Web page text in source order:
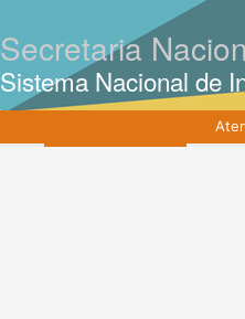
Secretaria
Sistema Nacional de